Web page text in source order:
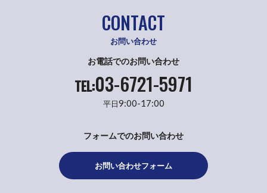
CONTACT
お問い合わせ
お電話でのお問い合わせ
TEL:03-6721-5971
平日9:00-17:00
フォームでのお問い合わせ
お問い合わせフォーム